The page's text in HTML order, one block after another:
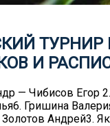
И
— Чибисов
Гришина